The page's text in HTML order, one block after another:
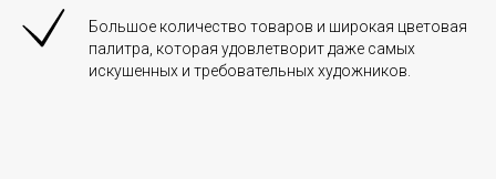
Большое количество товаров и широкая цветовая
палитра, которая удовлетворит даже самых
искушенных и требовательных художников.